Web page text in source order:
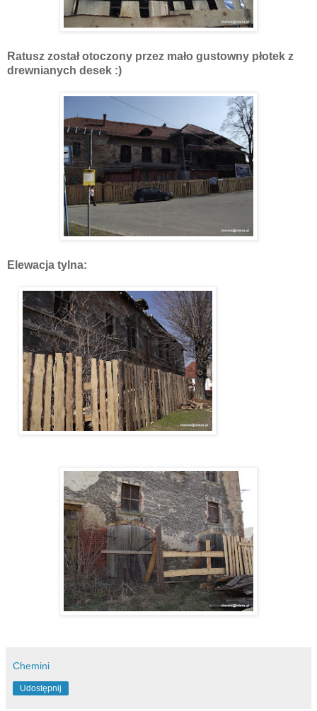
Ratusz został otoczony przez mało gustowny płotek z
drewnianych desek :)
Elewacja tylna:
Chemini
Udostępnij